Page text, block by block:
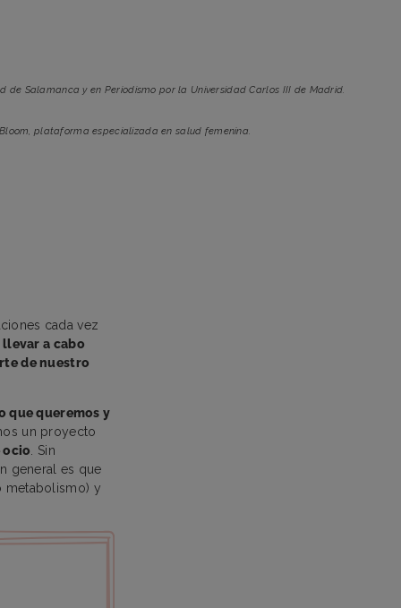
de Salamanca y en Periodismo por la Universidad Carlos III de Madrid.
plataforma especializada en salud femenina.
cada vez
a cabo
de nuestro
que queremos y
un proyecto
ocio . Sin
general es que
metabolismo) y